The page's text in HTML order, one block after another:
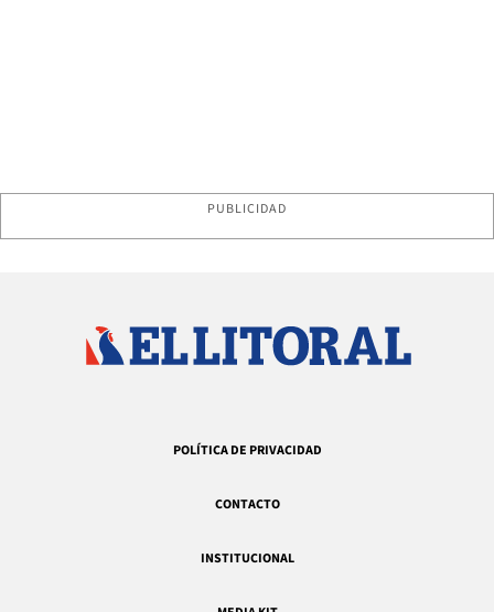
PUBLICIDAD
POLÍTICA DE PRIVACIDAD
CONTACTO
INSTITUCIONAL